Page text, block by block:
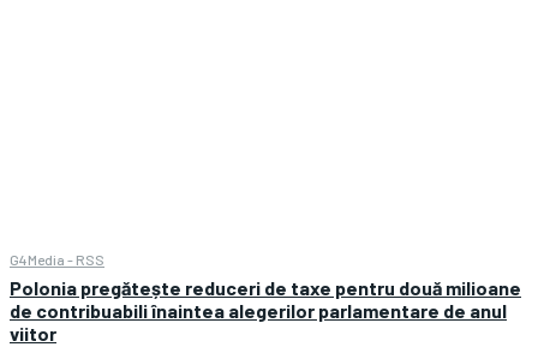
G4Media - RSS
Polonia pregătește reduceri de taxe pentru două milioane
de contribuabili înaintea alegerilor parlamentare de anul
viitor